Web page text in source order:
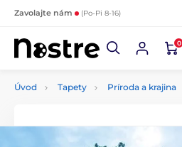
Zavolajte nám (Po-Pi 8-16)
0
Úvod Tapety Príroda a krajina